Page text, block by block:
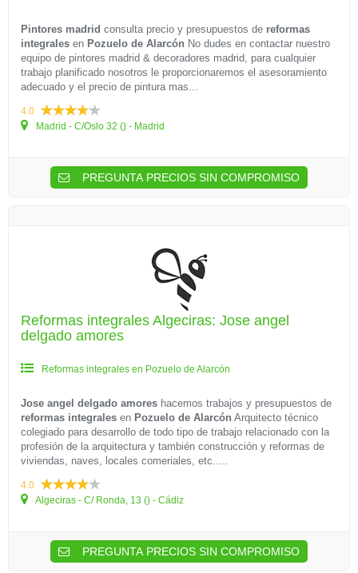
Pintores madrid consulta precio y presupuestos de reformas
integrales en Pozuelo de Alarcón No dudes en contactar nuestro
equipo de pintores madrid & decoradores madrid, para cualquier
trabajo planificado nosotros le proporcionaremos el asesoramiento
adecuado y el precio de pintura mas...
4.0
Madrid - C/Oslo 32 () - Madrid
PREGUNTA PRECIOS SIN COMPROMISO
Reformas integrales Algeciras: Jose angel
delgado amores
Reformas integrales en Pozuelo de Alarcón
Jose angel delgado amores hacemos trabajos y presupuestos de
reformas integrales en Pozuelo de Alarcón Arquitecto técnico
colegiado para desarrollo de todo tipo de trabajo relacionado con la
profesión de la arquitectura y también construcción y reformas de
viviendas, naves, locales comeriales, etc.....
4.0
Algeciras - C/ Ronda, 13 () - Cádiz
PREGUNTA PRECIOS SIN COMPROMISO